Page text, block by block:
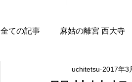
全ての記事 麻姑の離宮 西大寺
uchitetsu 2017年3